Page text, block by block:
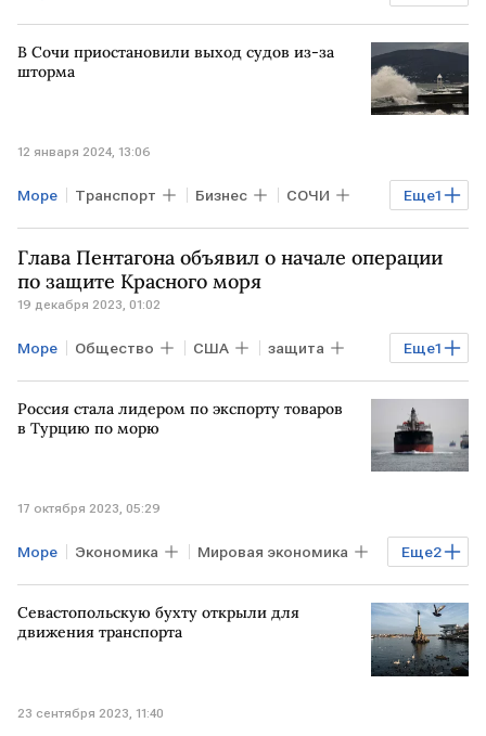
вооружение
В Сочи приостановили выход судов из-за
шторма
12 января 2024, 13:06
Еще1
Море Транспорт Бизнес СОЧИ
шторм
Глава Пентагона объявил о начале операции
по защите Красного моря
19 декабря 2023, 01:02
Еще1
Море Общество США защита
операция
Россия стала лидером по экспорту товаров
в Турцию по морю
17 октября 2023, 05:29
Еще2
Море Экономика Мировая экономика
экспорт ТУРЦИЯ
Севастопольскую бухту открыли для
движения транспорта
23 сентября 2023, 11:40